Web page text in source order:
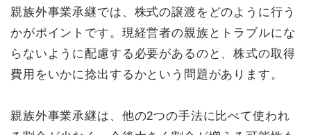
親族外事業承継では、株式の譲渡をどのように行う
かがポイントです。現経営者の親族とトラブルにな
らないように配慮する必要があるのと、株式の取得
費用をいかに捻出するかという問題があります。
親族外事業承継は、他の2つの手法に比べて使われ